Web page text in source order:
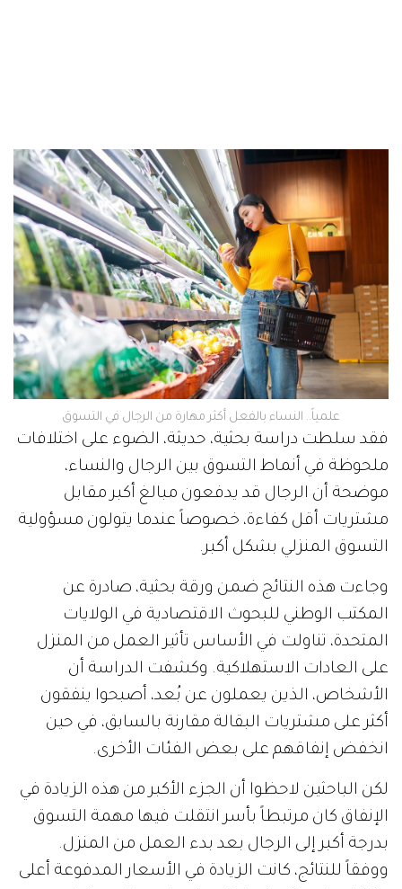
علمياً.. النساء بالفعل أكثر مهارة من الرجال في التسوق
فقد سلطت دراسة بحثية، حديثة، الضوء على اختلافات
ملحوظة في أنماط التسوق بين الرجال والنساء،
موضحة أن الرجال قد يدفعون مبالغ أكبر مقابل
مشتريات أقل كفاءة، خصوصاً عندما يتولون مسؤولية
التسوق المنزلي بشكل أكبر.
وجاءت هذه النتائج ضمن ورقة بحثية، صادرة عن
المكتب الوطني للبحوث الاقتصادية في الولايات
المتحدة، تناولت في الأساس تأثير العمل من المنزل
على العادات الاستهلاكية. وكشفت الدراسة أن
الأشخاص، الذين يعملون عن بُعد، أصبحوا ينفقون
أكثر على مشتريات البقالة مقارنة بالسابق، في حين
انخفض إنفاقهم على بعض الفئات الأخرى.
لكن الباحثين لاحظوا أن الجزء الأكبر من هذه الزيادة في
الإنفاق كان مرتبطاً بأسر انتقلت فيها مهمة التسوق
بدرجة أكبر إلى الرجال بعد بدء العمل من المنزل.
ووفقاً للنتائج، كانت الزيادة في الأسعار المدفوعة أعلى